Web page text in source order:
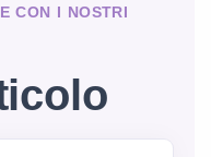
CON I NOSTRI